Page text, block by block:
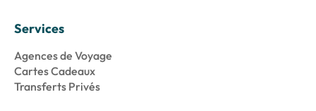
Services
Agences de Voyage
Cartes Cadeaux
Transferts Privés